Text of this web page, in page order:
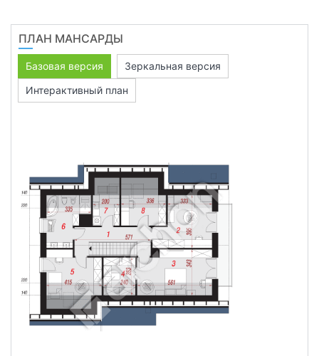
ПЛАН МАНСАРДЫ
Базовая версия
Зеркальная версия
Интерактивный план